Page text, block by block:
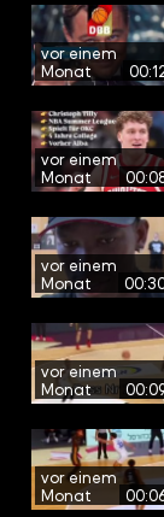
vor einem
Monat
vor einem
Monat
vor einem
Monat
vor einem
Monat
vor einem
Monat